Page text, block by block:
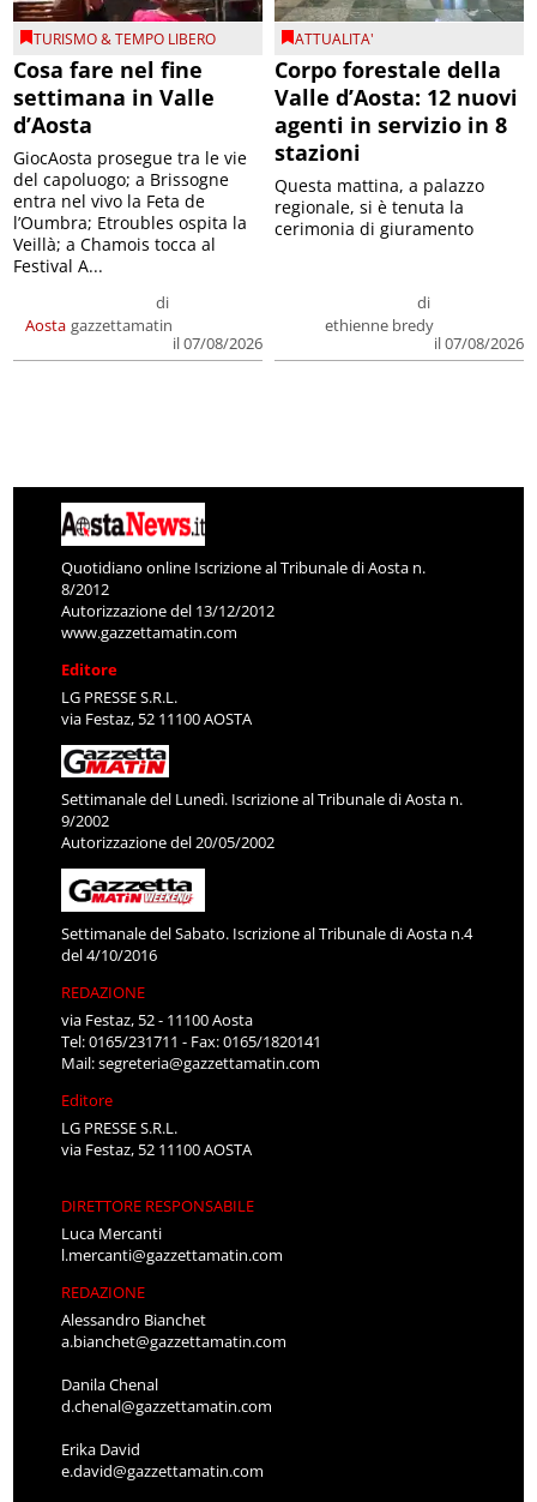
TURISMO & TEMPO LIBERO
Cosa fare nel fine
settimana in Valle
d’Aosta
Aosta
di
gazzettamatin
il 07/08/2026
GiocAosta prosegue tra le vie
del capoluogo; a Brissogne
entra nel vivo la Feta de
l’Oumbra; Etroubles ospita la
Veillà; a Chamois tocca al
Festival A...
ATTUALITA'
Corpo forestale della
Valle d’Aosta: 12 nuovi
agenti in servizio in 8
stazioni
di
ethienne bredy
il 07/08/2026
Questa mattina, a palazzo
regionale, si è tenuta la
cerimonia di giuramento
Quotidiano online Iscrizione al Tribunale di Aosta n.
8/2012
Autorizzazione del 13/12/2012
www.gazzettamatin.com
Editore
LG PRESSE S.R.L.
via Festaz, 52 11100 AOSTA
Settimanale del Lunedì. Iscrizione al Tribunale di Aosta n.
9/2002
Autorizzazione del 20/05/2002
Settimanale del Sabato. Iscrizione al Tribunale di Aosta n.4
del 4/10/2016
REDAZIONE
via Festaz, 52 - 11100 Aosta
Tel: 0165/231711 - Fax: 0165/1820141
Mail:segreteria@gazzettamatin.com
Editore
LG PRESSE S.R.L.
via Festaz, 52 11100 AOSTA
DIRETTORE RESPONSABILE
Luca Mercanti
l.mercanti@gazzettamatin.com
REDAZIONE
Alessandro Bianchet
a.bianchet@gazzettamatin.com
Danila Chenal
d.chenal@gazzettamatin.com
Erika David
e.david@gazzettamatin.com